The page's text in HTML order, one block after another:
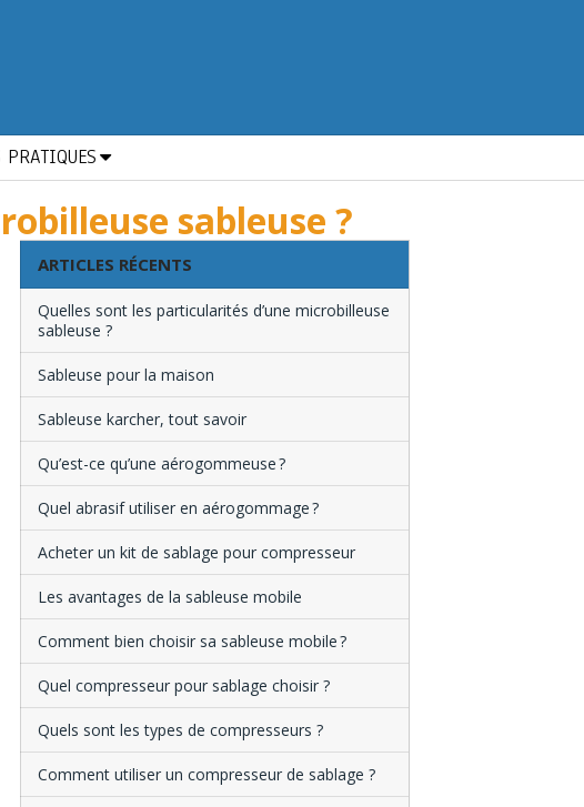
sableuse ?
ARTICLES RÉCENTS
Quelles sont les particularités d’une microbilleuse
sableuse ?
Sableuse pour la maison
Sableuse karcher, tout savoir
Qu’est-ce qu’une aérogommeuse ?
Quel abrasif utiliser en aérogommage ?
Acheter un kit de sablage pour compresseur
Les avantages de la sableuse mobile
Comment bien choisir sa sableuse mobile ?
Quel compresseur pour sablage choisir ?
Quels sont les types de compresseurs ?
Comment utiliser un compresseur de sablage ?